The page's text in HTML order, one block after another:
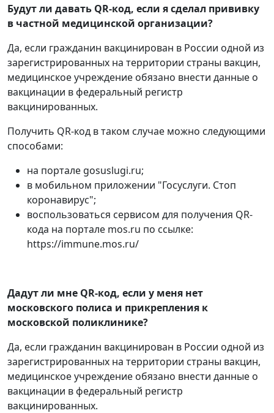
Будут ли давать QR-код, если я сделал прививку
в частной медицинской организации?
Да, если гражданин вакцинирован в России одной из
зарегистрированных на территории страны вакцин,
медицинское учреждение обязано внести данные о
вакцинации в федеральный регистр
вакцинированных.
Получить QR-код в таком случае можно следующими
способами:
на портале gosuslugi.ru;
в мобильном приложении "Госуслуги. Стоп
коронавирус";
воспользоваться сервисом для получения QR-
кода на портале mos.ru по ссылке:
https://immune.mos.ru/
Дадут ли мне QR-код, если у меня нет
московского полиса и прикрепления к
московской поликлинике?
Да, если гражданин вакцинирован в России одной из
зарегистрированных на территории страны вакцин,
медицинское учреждение обязано внести данные о
вакцинации в федеральный регистр
вакцинированных.